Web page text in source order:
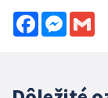
Facebook